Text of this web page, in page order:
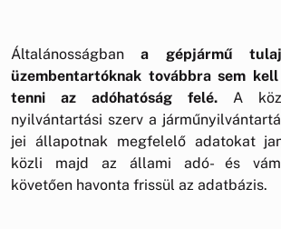
Általánosságban a gépjármű
üzembentartóknak továbbra sem
tenni az adóhatóság felé. A
nyilvántartási szerv a
jei állapotnak megfelelő adatokat
közli majd az állami adó- és
követően havonta frissül az adatbázis.